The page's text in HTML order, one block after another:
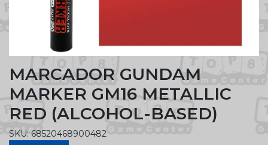
MARCADOR GUNDAM
MARKER GM16 METALLIC
RED (ALCOHOL-BASED)
SKU: 68520468900482